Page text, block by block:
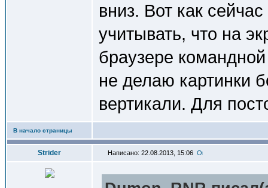
вниз. Вот как
учитывать, что на
браузере
не делаю картинки
вертикали. Для
В начало страницы
Strider Написано: 22.08.2013, 15:06